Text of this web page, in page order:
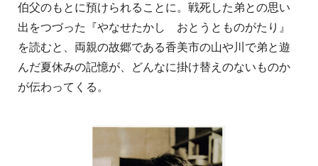
伯父のもとに預けられることに。戦死した弟との思い
出をつづった『やなせたかし おとうとものがたり』
を読むと、両親の故郷である香美市の山や川で弟と遊
んだ夏休みの記憶が、どんなに掛け替えのないものか
が伝わってくる。